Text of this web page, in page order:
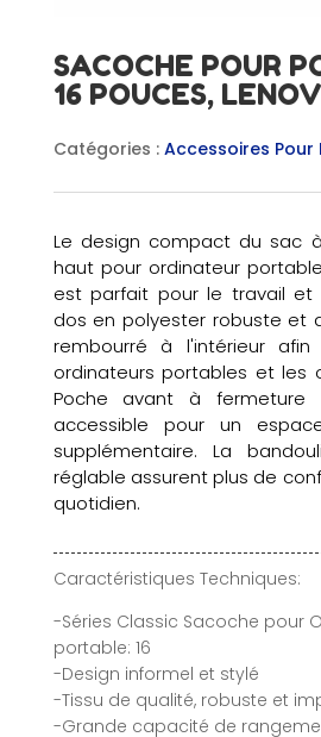
SACOCHE POUR
16 POUCES,
Catégories : Accessoires Pour
Le design compact du sac
haut pour ordinateur
est parfait pour le travail et
dos en polyester robuste et
rembourré à l'intérieur
ordinateurs portables et les
Poche avant à fermeture
accessible pour un
supplémentaire. La
réglable assurent plus de
quotidien.
Caractéristiques Techniques:
-Séries Classic Sacoche pour
portable: 16
-Design informel et stylé
-Tissu de qualité, robuste et
-Grande capacité de